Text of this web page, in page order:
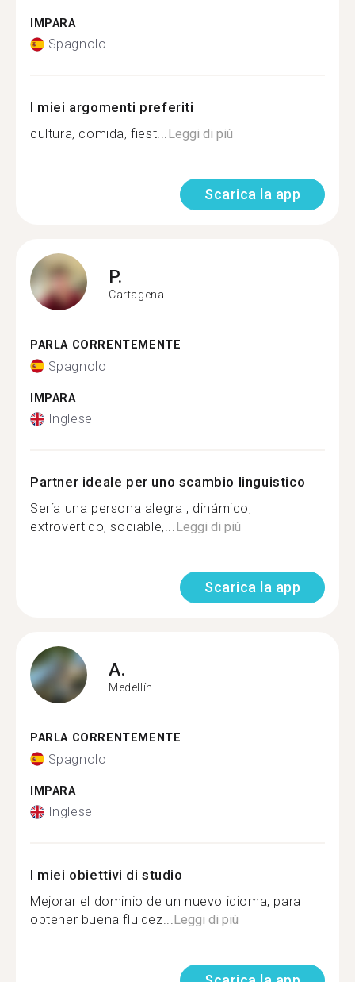
IMPARA
Spagnolo
I miei argomenti preferiti
cultura, comida, fiest...Leggi di più
Scarica la app
P.
Cartagena
PARLA CORRENTEMENTE
Spagnolo
IMPARA
Inglese
Partner ideale per uno scambio linguistico
Sería una persona alegra , dinámico,
extrovertido, sociable,...Leggi di più
Scarica la app
A.
Medellín
PARLA CORRENTEMENTE
Spagnolo
IMPARA
Inglese
I miei obiettivi di studio
Mejorar el dominio de un nuevo idioma, para
obtener buena fluidez...Leggi di più